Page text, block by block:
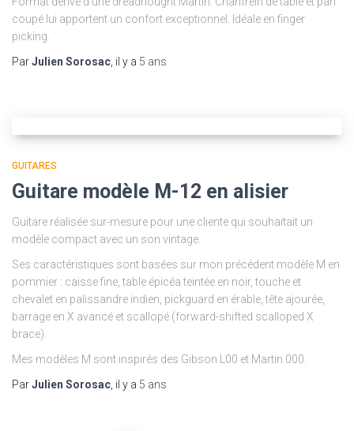
coupé lui apportent un confort exceptionnel. Idéale en finger
picking.
ParJulien Sorosac, il y a 5 ans
GUITARES
Guitare modèle M-12 en alisier
Guitare réalisée sur-mesure pour une cliente qui souhaitait un
modèle compact avec un son vintage.
Ses caractéristiques sont basées sur mon précédent modèle M en
pommier : caisse fine, table épicéa teintée en noir, touche et
chevalet en palissandre indien, pickguard en érable, tête ajourée,
barrage en X avancé et scallopé (forward-shifted scalloped X
brace).
Mes modèles M sont inspirés des Gibson L00 et Martin 000.
ParJulien Sorosac, il y a 5 ans